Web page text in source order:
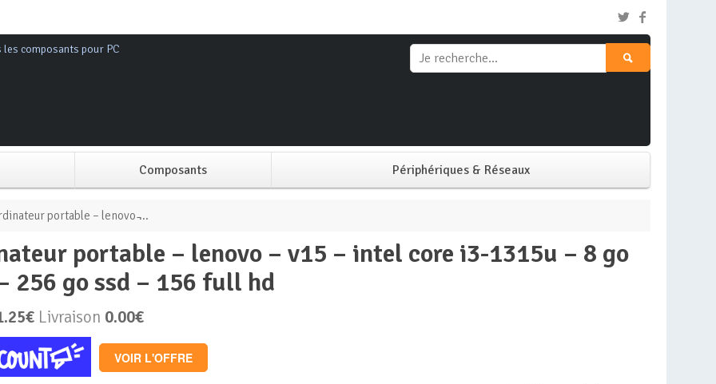
les composants pour PC
Composants
Alimentation PC
Boitier PC
Carte graphique
Mémoire PC
Périphériques & Réseaux
Ecran PC
portable – lenovo ̵...
256 go ssd – 156 full hd
Livraison 0.00€
VOIR L'OFFRE